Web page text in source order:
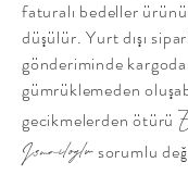
faturalı bedeller
düşülür. Yurt dışı
gönderiminde
gümrüklemeden
gecikmelerden ötürü
Ismailoglu sorumlu